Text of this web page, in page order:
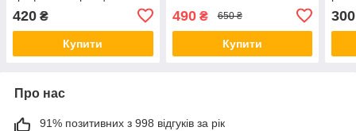
420 ₴
Купити
490₴ 650 ₴
Купити
300
Про нас
91% позитивних з 998 відгуків за рік